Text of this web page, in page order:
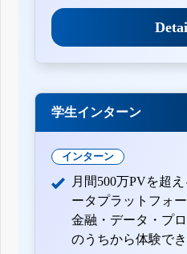
学生インターン
インターン
月間500万PVを超
ータプラットフォ
金融・データ・プ
のうちから体験でき